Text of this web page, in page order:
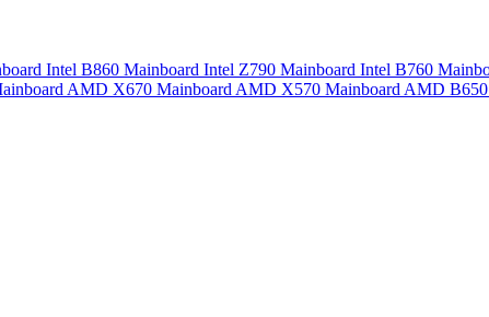
Intel B860 Mainboard Intel Z790 Mainboard Intel B760
AMD X670 Mainboard AMD X570 Mainboard AMD B650